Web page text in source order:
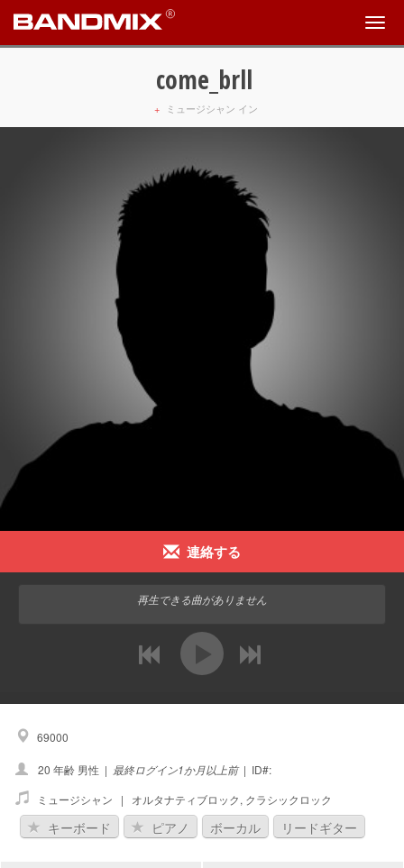
come_brll
+ ミュージシャン イン
連絡する
再生できる曲がありません
69000
20 年齢 男性 | 最終ログイン1か月以上前 | ID#:
ミュージシャン | オルタナティブロック, クラシックロック
キーボード ピアノ ボーカル リードギター